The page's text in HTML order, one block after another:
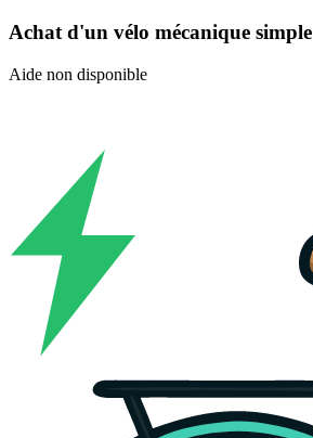
Achat d'un vélo mécanique simple
Aide non disponible